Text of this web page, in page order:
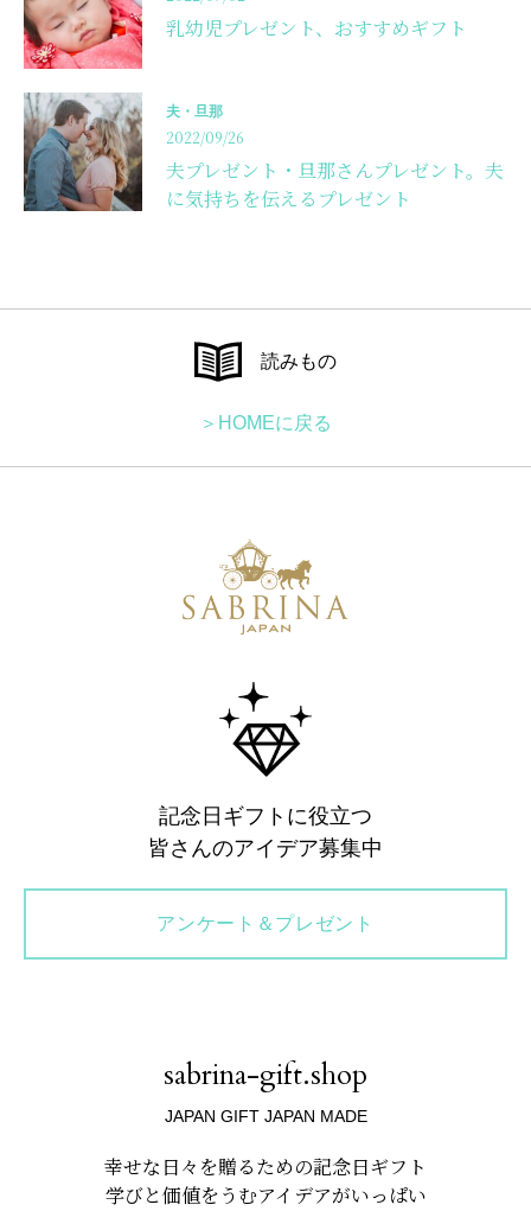
乳幼児プレゼント、おすすめギフト
夫・旦那
2022/09/26
夫プレゼント・旦那さんプレゼント。夫
に気持ちを伝えるプレゼント
読みもの
＞HOMEに戻る
記念日ギフトに役立つ
皆さんのアイデア募集中
アンケート＆プレゼント
sabrina-gift.shop
JAPAN GIFT JAPAN MADE
幸せな日々を贈るための記念日ギフト
学びと価値をうむアイデアがいっぱい